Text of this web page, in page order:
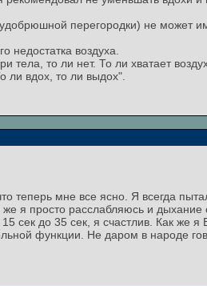
перегородки) не может
воздуха.
то ли нет. То ли хватает
ли вдох, то ли выдох".
теперь мне все ясно. Я всегда
я просто расслабляюсь и дыхание
сек до 35 сек, я счастлив. Как же я
функции. Не даром в народе